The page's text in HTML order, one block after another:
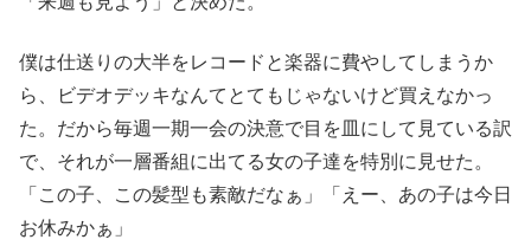
僕は仕送りの大半をレコードと楽器に費やしてしまうか
ら、ビデオデッキなんてとてもじゃないけど買えなかっ
た。だから毎週一期一会の決意で目を皿にして見ている訳
で、それが一層番組に出てる女の子達を特別に見せた。
「この子、この髪型も素敵だなぁ」「えー、あの子は今日
お休みかぁ」